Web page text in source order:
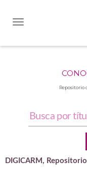
Repositorio
DIGICARM,